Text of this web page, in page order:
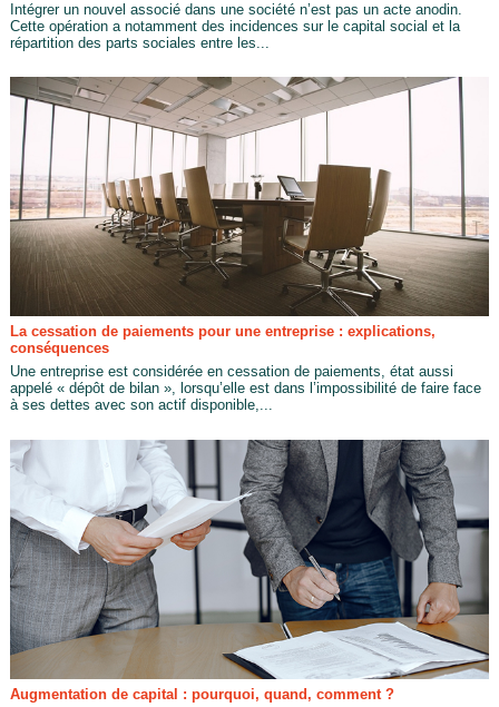
Intégrer un nouvel associé dans une société n’est pas un acte anodin.
Cette opération a notamment des incidences sur le capital social et la
répartition des parts sociales entre les...
La cessation de paiements pour une entreprise : explications,
conséquences
Une entreprise est considérée en cessation de paiements, état aussi
appelé « dépôt de bilan », lorsqu’elle est dans l’impossibilité de faire face
à ses dettes avec son actif disponible,...
Augmentation de capital : pourquoi, quand, comment ?